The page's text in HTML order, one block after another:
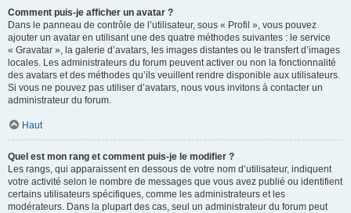
Comment puis-je afficher un avatar ?
Dans le panneau de contrôle de l’utilisateur, sous « Profil », vous pouvez
ajouter un avatar en utilisant une des quatre méthodes suivantes : le service
« Gravatar », la galerie d’avatars, les images distantes ou le transfert d’images
locales. Les administrateurs du forum peuvent activer ou non la fonctionnalité
des avatars et des méthodes qu’ils veuillent rendre disponible aux utilisateurs.
Si vous ne pouvez pas utiliser d’avatars, nous vous invitons à contacter un
administrateur du forum.
Haut
Quel est mon rang et comment puis-je le modifier ?
Les rangs, qui apparaissent en dessous de votre nom d’utilisateur, indiquent
votre activité selon le nombre de messages que vous avez publié ou identifient
certains utilisateurs spécifiques, comme les administrateurs et les
modérateurs. Dans la plupart des cas, seul un administrateur du forum peut